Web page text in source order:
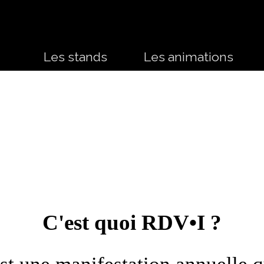
Sauter le menu
▼
Les stands ▼
Les animations
C'est quoi RDV•I ?